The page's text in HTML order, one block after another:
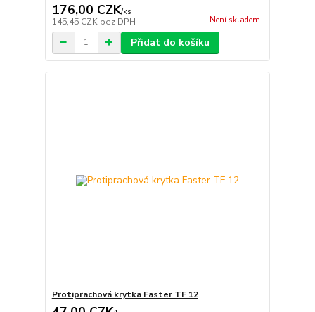
176,00 CZK/ks
145,45 CZK bez DPH Není skladem
Přidat do košíku
Protiprachová krytka Faster TF 12